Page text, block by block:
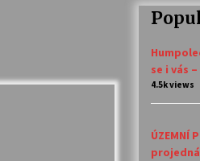
se i vás
4.5k views
ÚZEMNÍ